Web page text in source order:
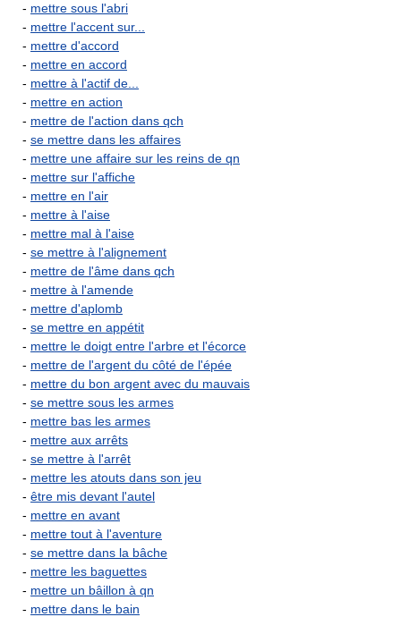
- mettre sous l'abri
- mettre l'accent sur...
- mettre d'accord
- mettre en accord
- mettre à l'actif de...
- mettre en action
- mettre de l'action dans qch
- se mettre dans les affaires
- mettre une affaire sur les reins de qn
- mettre sur l'affiche
- mettre en l'air
- mettre à l'aise
- mettre mal à l'aise
- se mettre à l'alignement
- mettre de l'âme dans qch
- mettre à l'amende
- mettre d'aplomb
- se mettre en appétit
- mettre le doigt entre l'arbre et l'écorce
- mettre de l'argent du côté de l'épée
- mettre du bon argent avec du mauvais
- se mettre sous les armes
- mettre bas les armes
- mettre aux arrêts
- se mettre à l'arrêt
- mettre les atouts dans son jeu
- être mis devant l'autel
- mettre en avant
- mettre tout à l'aventure
- se mettre dans la bâche
- mettre les baguettes
- mettre un bâillon à qn
- mettre dans le bain